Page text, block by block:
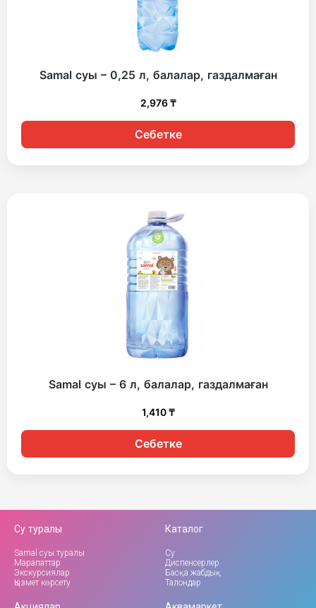
Samal суы – 0,25 л, балалар, газдалмаған
2,976₸
Себетке
Samal суы – 6 л, балалар, газдалмаған
1,410₸
Себетке
Су туралы
Samal суы туралы
Марапаттар
Экскурсиялар
Қызмет көрсету
Каталог
Су
Диспенсерлер
Басқа жабдық
Талондар